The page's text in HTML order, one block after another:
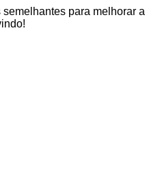
para melhorar